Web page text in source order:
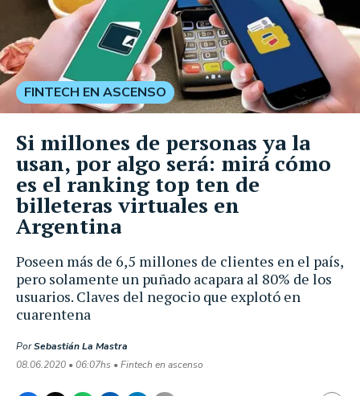
Poseen más de 6,5 millones de clientes en el país,
pero solamente un puñado acapara al 80% de los
usuarios. Claves del negocio que explotó en
cuarentena
PorSebastián La Mastra
08.06.2020 • 06:07hs • Fintech en ascenso
FINTECH EN ASCENSO
Si millones de personas ya la
usan, por algo será: mirá cómo
es el ranking top ten de
billeteras virtuales en
Argentina